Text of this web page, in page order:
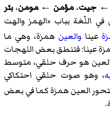
←جيت،مؤمن ←مومن،بئر
اللّغة بباب «الهمز والهت
عينا والعين همزة، وهي ما
عينا: فتنطق بعض اللهجات
العين هو حرف حلقي، متوسط
، وهو صوت حلقي احتكاكي
العين همزة كما في بعض
.